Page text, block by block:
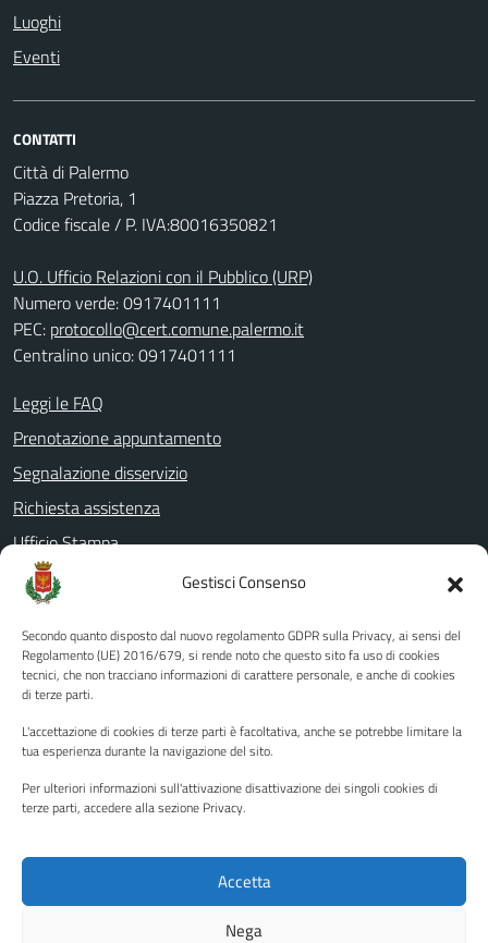
Gestisci Consenso
Secondo quanto disposto dal nuovo regolamento GDPR sulla Privacy, ai sensi del
Regolamento (UE) 2016/679, si rende noto che questo sito fa uso di cookies
tecnici, che non tracciano informazioni di carattere personale, e anche di cookies
di terze parti.
L'accettazione di cookies di terze parti è facoltativa, anche se potrebbe limitare la
tua esperienza durante la navigazione del sito.
Per ulteriori informazioni sull'attivazione disattivazione dei singoli cookies di
terze parti, accedere alla sezione Privacy.
Accetta
Nega
Luoghi
Eventi
CONTATTI
Città di Palermo
Piazza Pretoria, 1
Codice fiscale / P. IVA:80016350821
U.O. Ufficio Relazioni con il Pubblico (URP)
Numero verde: 0917401111
PEC: protocollo@cert.comune.palermo.it
Centralino unico: 0917401111
Leggi le FAQ
Prenotazione appuntamento
Segnalazione disservizio
Richiesta assistenza
Ufficio Stampa
Amministrazione Trasparente
Albo pretorio
Informativa privacy
Note legali
Piano di miglioramento del sito
Instagram